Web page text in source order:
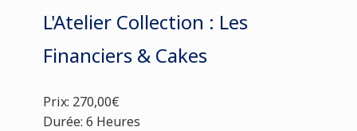
L'Atelier Collection : Les
Financiers & Cakes
Prix: 270,00€
Durée: 6 Heures